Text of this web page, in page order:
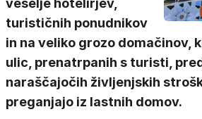
veselje hotelirjev,
turističnih ponudnikov
in na veliko grozo domačinov,
ulic, prenatrpanih s turisti,
naraščajočih življenjskih
preganjajo iz lastnih domov.